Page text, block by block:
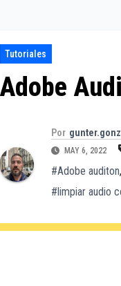
Tutoriales
Adobe
Por
MAY 6, 2022
#Adobe auditon,
#limpiar audio